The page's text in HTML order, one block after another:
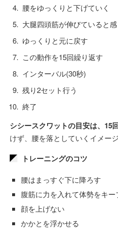
腰をゆっくりと下げていく
大腿四頭筋が伸びていると
ゆっくりと元に戻す
この動作を15回繰り返す
インターバル(30秒)
残り2セット行う
終了
シシースクワットの目安は、15
けず、腰を落としていくイメー
トレーニングのコツ
腰はまっすぐ下に降ろす
腹筋に力を入れて体勢をキー
顔を上げない
かかとを浮かせる